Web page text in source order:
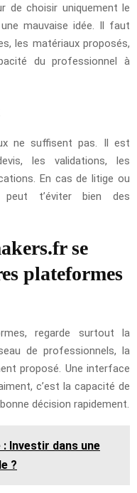
de choisir uniquement le
mauvaise idée. Il faut
les matériaux proposés,
du professionnel à
ne suffisent pas. Il est
les validations, les
En cas de litige ou
t’éviter bien des
se
plateformes
regarde surtout la
de professionnels, la
proposé. Une interface
c’est la capacité de
décision rapidement.
Investir dans une
?